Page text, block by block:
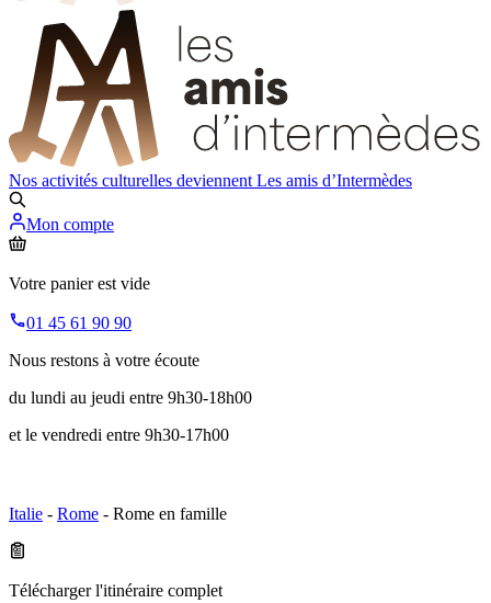
Nos activités culturelles deviennent Les amis d’Intermèdes
Mon compte
Votre panier est vide
01 45 61 90 90
Nous restons à votre écoute
du lundi au jeudi entre 9h30-18h00
et le vendredi entre 9h30-17h00
Italie - Rome - Rome en famille
Télécharger l'itinéraire complet